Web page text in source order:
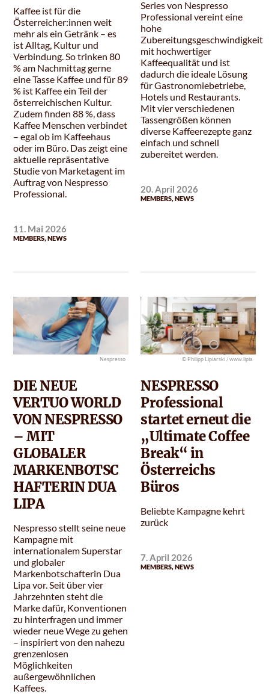
Kaffee ist für die
Österreicher:innen weit
mehr als ein Getränk – es
ist Alltag, Kultur und
Verbindung. So trinken 80
% am Nachmittag gerne
eine Tasse Kaffee und für 89
% ist Kaffee ein Teil der
österreichischen Kultur.
Zudem finden 88 %, dass
Kaffee Menschen verbindet
– egal ob im Kaffeehaus
oder im Büro. Das zeigt eine
aktuelle repräsentative
Studie von Marketagent im
Auftrag von Nespresso
Professional.
11. Mai 2026
MEMBERS,NEWS
Series von Nespresso
Professional vereint eine
hohe
Zubereitungsgeschwindigkeit
mit hochwertiger
Kaffeequalität und ist
dadurch die ideale Lösung
für Gastronomiebetriebe,
Hotels und Restaurants.
Mit vier verschiedenen
Tassengrößen können
diverse Kaffeerezepte ganz
einfach und schnell
zubereitet werden.
20. April 2026
MEMBERS,NEWS
Nespresso
DIE NEUE
VERTUO WORLD
VON NESPRESSO
– MIT
GLOBALER
MARKENBOTSC
HAFTERIN DUA
LIPA
Nespresso stellt seine neue
Kampagne mit
internationalem Superstar
und globaler
Markenbotschafterin Dua
Lipa vor. Seit über vier
Jahrzehnten steht die
Marke dafür, Konventionen
zu hinterfragen und immer
wieder neue Wege zu gehen
– inspiriert von den nahezu
grenzenlosen
Möglichkeiten
außergewöhnlichen
Kaffees.
© Philipp Lipiarski / www.lipia
NESPRESSO
Professional
startet erneut die
„Ultimate Coffee
Break“ in
Österreichs
Büros
Beliebte Kampagne kehrt
zurück
7. April 2026
MEMBERS ,NEWS